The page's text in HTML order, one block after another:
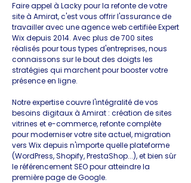
Faire appel à Lacky pour la refonte de votre
site à Amirat, c'est vous offrir l'assurance de
travailler avec une agence web certifiée Expert
Wix depuis 2014. Avec plus de 700 sites
réalisés pour tous types d'entreprises, nous
connaissons sur le bout des doigts les
stratégies qui marchent pour booster votre
présence en ligne.
Notre expertise couvre l'intégralité de vos
besoins digitaux à Amirat : création de sites
vitrines et e-commerce, refonte complète
pour moderniser votre site actuel, migration
vers Wix depuis n'importe quelle plateforme
(WordPress, Shopify, PrestaShop...), et bien sûr
le référencement SEO pour atteindre la
première page de Google.